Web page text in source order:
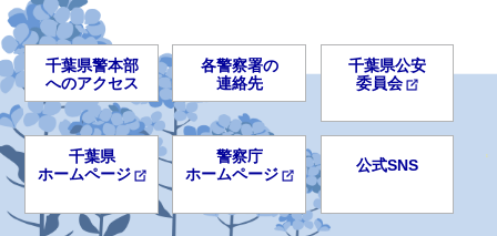
千葉県警本部
へのアクセス
各警察署の
連絡先
千葉県公安
委員会
千葉県
ホームページ
警察庁
ホームページ
公式SNS